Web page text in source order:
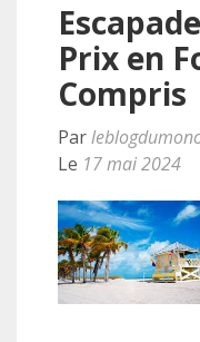
Prix en
Compris
Par
Le 17 mai 2024